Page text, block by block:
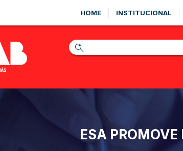
HOME INSTITUCIONAL
ESA